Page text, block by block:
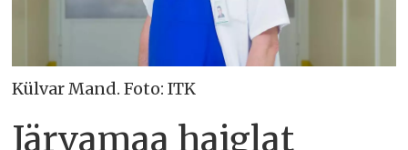
Külvar Mand. Foto: ITK
Järvamaa haiglat